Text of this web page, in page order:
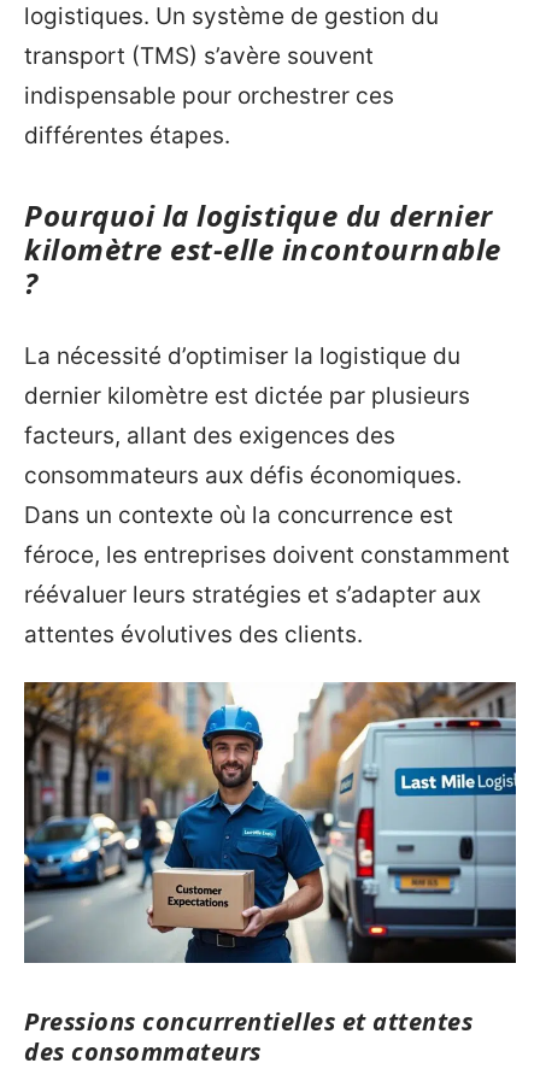
logistiques. Un système de gestion du
transport (TMS) s’avère souvent
indispensable pour orchestrer ces
différentes étapes.
Pourquoi la logistique du dernier
kilomètre est-elle incontournable
?
La nécessité d’optimiser la logistique du
dernier kilomètre est dictée par plusieurs
facteurs, allant des exigences des
consommateurs aux défis économiques.
Dans un contexte où la concurrence est
féroce, les entreprises doivent constamment
réévaluer leurs stratégies et s’adapter aux
attentes évolutives des clients.
Pressions concurrentielles et attentes
des consommateurs